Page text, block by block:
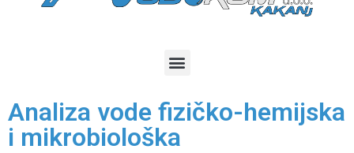
Analiza vode fizičko-hemijska
i mikrobiološka